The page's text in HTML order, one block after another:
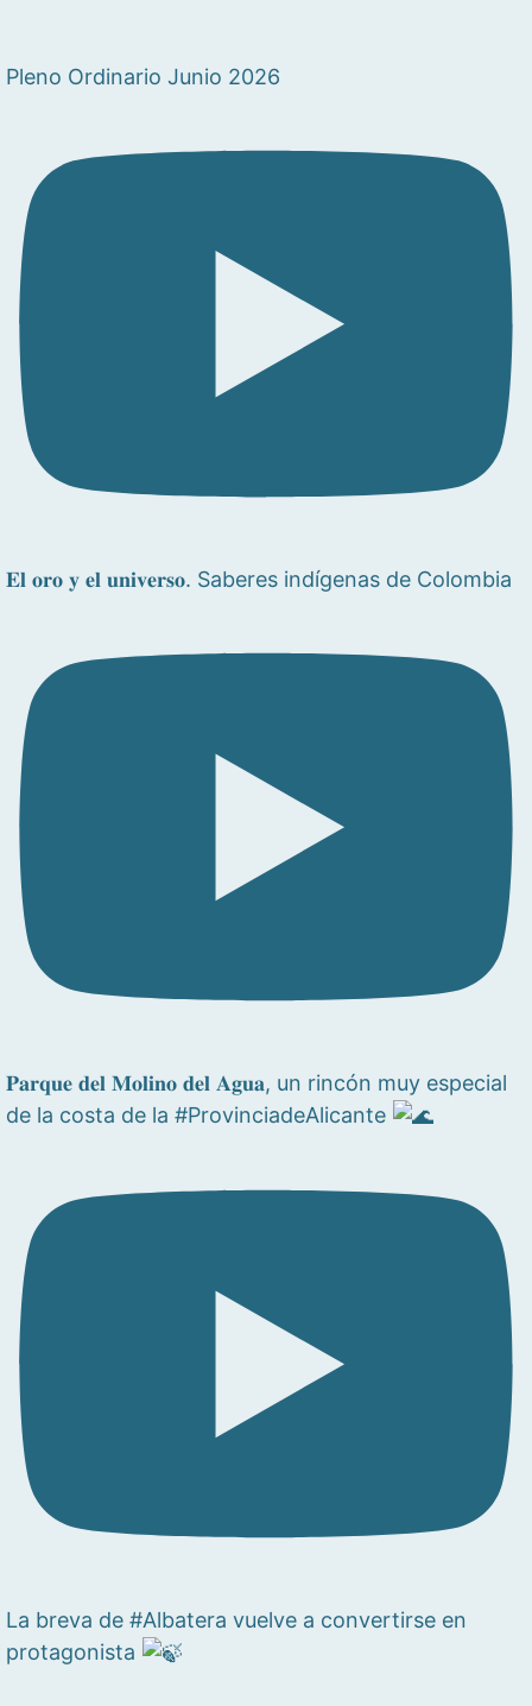
Pleno Ordinario Junio 2026
𝐄𝐥 𝐨𝐫𝐨 𝐲 𝐞𝐥 𝐮𝐧𝐢𝐯𝐞𝐫𝐬𝐨. Saberes indígenas de Colombia
𝐏𝐚𝐫𝐪𝐮𝐞 𝐝𝐞𝐥 𝐌𝐨𝐥𝐢𝐧𝐨 𝐝𝐞𝐥 𝐀𝐠𝐮𝐚, un rincón muy especial
de la costa de la #ProvinciadeAlicante
La breva de #Albatera vuelve a convertirse en
protagonista